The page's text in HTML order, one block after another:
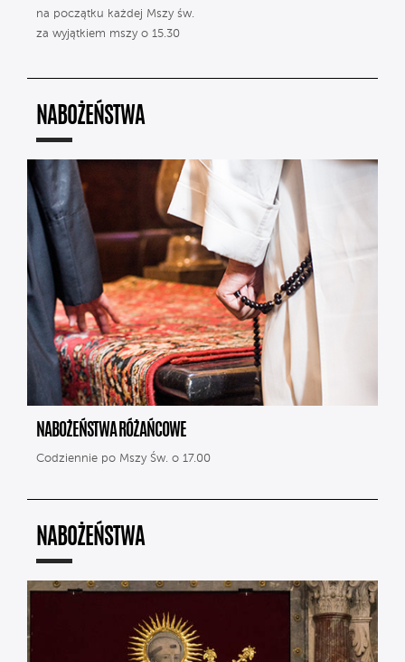
na początku każdej Mszy św.
za wyjątkiem mszy o 15.30
NABOŻEŃSTWA
NABOŻEŃSTWA RÓŻAŃCOWE
Codziennie po Mszy Św. o 17.00
NABOŻEŃSTWA